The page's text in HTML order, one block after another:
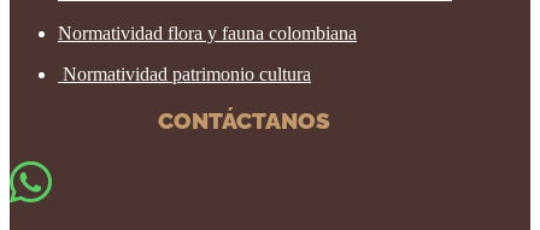
Normatividad flora y fauna colombiana
Normatividad patrimonio cultura
CONTÁCTANOS
